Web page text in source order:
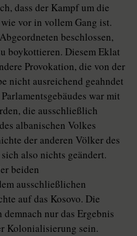
dass der Kampf um die
vor in vollem Gang ist.
beschlossen,
boykottieren. Diesem Eklat
Provokation, die von der
nicht ausreichend geahndet
war mit
die ausschließlich
albanischen Volkes
der anderen Völker des
also nichts geändert.
beiden
ausschließlichen
auf das Kosovo. Die
demnach nur das Ergebnis
Kolonialisierung sein.